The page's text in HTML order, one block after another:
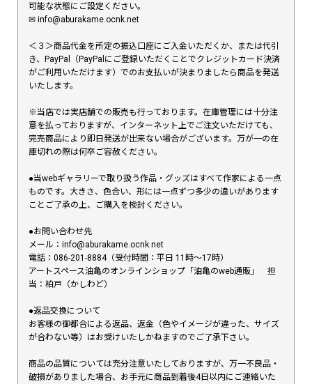
可能な状態にご設定ください。
✉︎ info@aburakame.ocnk.net
＜３＞商品代金を所定の振込口座にご入金いただくか、または代引
き、PayPal（PayPalにご登録いただくことでクレジットカード決済
がご利用いただけます）でのお支払いが決まりましたら商品を発送
いたします。
※当店では実店舗での販売も行っております。在庫管理には十分注
意を払っておりますが、インターネット上でご注文いただけても、
完売商品により即日発送が出来ない場合がございます。万が一の在
庫切れの際は何卒ご容赦ください。
●当webギャラリーで取り扱う作品・グッズはすべて作家による一点
ものです。大きさ、色合い、形には一点ずつ多少の違いがあります
ことご了承の上、ご購入を検討ください。
●お問い合わせ先
メール：info@aburakame.ocnk.net
電話：086-201-8884（受付時間：平日 11時〜17時）
アートスペース油亀のオンラインショップ「油亀のweb通販」 担
当：柏戸（かしわど）
●返品交換について
お客様の御都合による返品、返金（色やイメージが違った、サイズ
が合わない等）はお受けいたしかねますのでご了承下さい。
商品の品質については充分注意いたしておりますが、万一不良品・
破損がありました場合、お手元に商品到着後4日以内にご連絡いた